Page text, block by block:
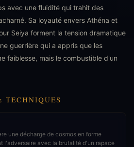
avec une fluidité qui trahit des
Sa loyauté envers Athéna et
Seiya forment la tension dramatique
guerrière qui a appris que les
faiblesse, mais le combustible d'un
TECHNIQUES
une décharge de cosmos en forme
l'adversaire avec la brutalité d'un rapace